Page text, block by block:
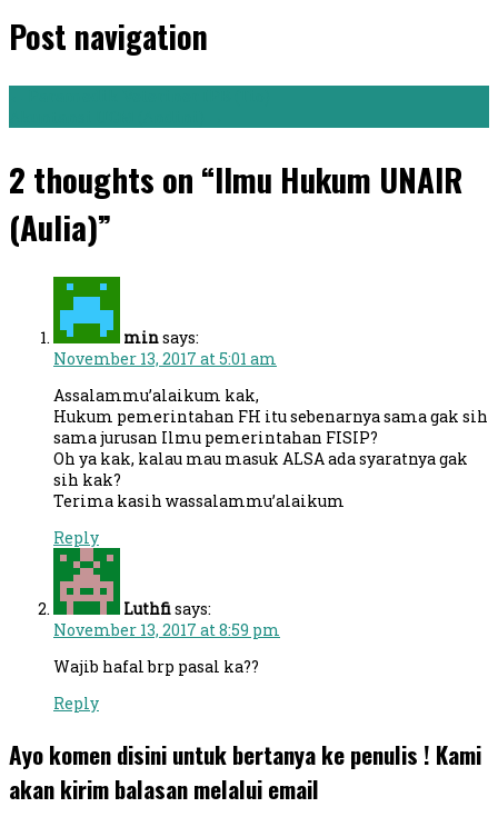
Post navigation
2 thoughts on “Ilmu Hukum UNAIR
(Aulia)”
minsays:
November 13, 2017 at 5:01 am
Assalammu’alaikum kak,
Hukum pemerintahan FH itu sebenarnya sama gak sih
sama jurusan Ilmu pemerintahan FISIP?
Oh ya kak, kalau mau masuk ALSA ada syaratnya gak
sih kak?
Terima kasih wassalammu’alaikum
Reply
Luthfisays:
November 13, 2017 at 8:59 pm
Wajib hafal brp pasal ka??
Reply
Ayo komen disini untuk bertanya ke penulis ! Kami
akan kirim balasan melalui email